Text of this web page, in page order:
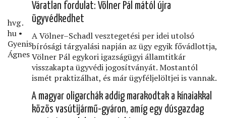
hvg․
hu •
Gyenis
Ágnes
Váratlan fordulat: Völner Pál mától újra
ügyvédkedhet
A Völner–Schadl vesztegetési per idei utolsó
bírósági tárgyalási napján az ügy egyik fővádlottja,
Völner Pál egykori igazságügyi államtitkár
visszakapta ügyvédi jogosítványát. Mostantól
ismét praktizálhat, és már ügyféljelöltjei is vannak.
A magyar oligarchák addig marakodtak a kínaiakkal
közös vasútijármű-gyáron, amíg egy dúsgazdag